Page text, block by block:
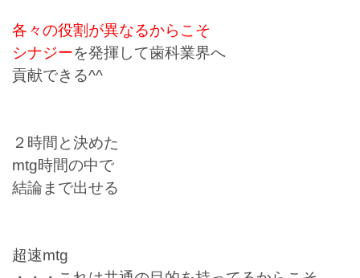
各々の役割が異なるからこそ
シナジーを発揮して歯科業界へ
貢献できる^^
２時間と決めた
mtg時間の中で
結論まで出せる
超速mtg